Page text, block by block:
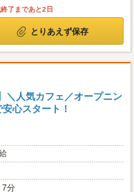
了まであと2日
とりあえず保存
＼人気カフェ／オープニン
心スタート！
7分